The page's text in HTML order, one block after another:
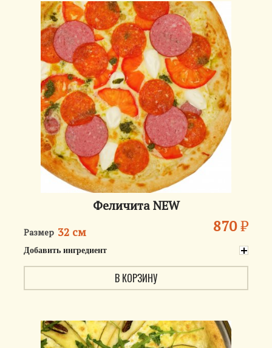
Феличита NEW
Размер 32 см 870₽
Добавить ингредиент
В КОРЗИНУ